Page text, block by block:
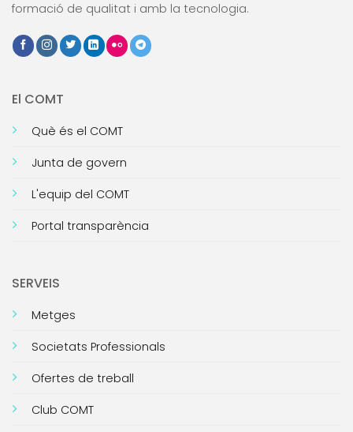
formació de qualitat i amb la tecnologia.
El COMT
Què és el COMT
Junta de govern
L'equip del COMT
Portal transparència
SERVEIS
Metges
Societats Professionals
Ofertes de treball
Club COMT